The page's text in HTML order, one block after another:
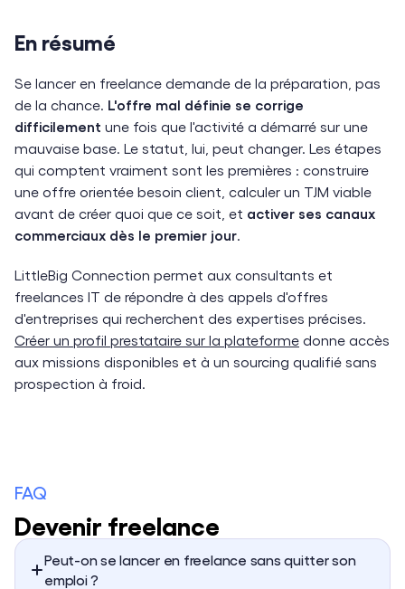
En résumé
Se lancer en freelance demande de la préparation, pas
de la chance. L'offre mal définie se corrige
difficilement une fois que l'activité a démarré sur une
mauvaise base. Le statut, lui, peut changer. Les étapes
qui comptent vraiment sont les premières : construire
une offre orientée besoin client, calculer un TJM viable
avant de créer quoi que ce soit, et activer ses canaux
commerciaux dès le premier jour.
LittleBig Connection permet aux consultants et
freelances IT de répondre à des appels d'offres
d'entreprises qui recherchent des expertises précises.
Créer un profil prestataire sur la plateforme donne accès
aux missions disponibles et à un sourcing qualifié sans
prospection à froid.
FAQ
Devenir freelance
Peut-on se lancer en freelance sans quitter son
emploi ?